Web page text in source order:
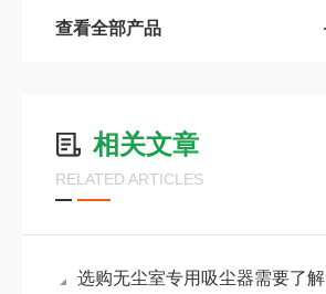
查看全部产品
相关文章
RELATED ARTICLES
选购无尘室专用吸尘器需要了解哪些常识